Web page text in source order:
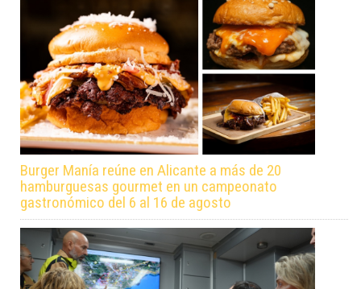
Burger Manía reúne en Alicante a más de 20
hamburguesas gourmet en un campeonato
gastronómico del 6 al 16 de agosto